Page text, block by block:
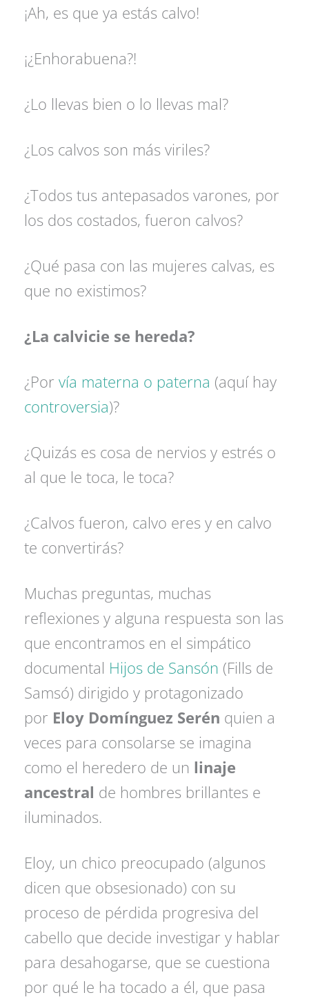
¡Ah, es que ya estás calvo!
¡¿Enhorabuena?!
¿Lo llevas bien o lo llevas mal?
¿Los calvos son más viriles?
¿Todos tus antepasados varones, por
los dos costados, fueron calvos?
¿Qué pasa con las mujeres calvas, es
que no existimos?
¿La calvicie se hereda?
¿Porvía materna o paterna (aquí hay
controversia)?
¿Quizás es cosa de nervios y estrés o
al que le toca, le toca?
¿Calvos fueron, calvo eres y en calvo
te convertirás?
Muchas preguntas, muchas
reflexiones y alguna respuesta son las
que encontramos en el simpático
documental Hijos de Sansón (Fills de
Samsó) dirigido y protagonizado
por Eloy Domínguez Serén quien a
veces para consolarse se imagina
como el heredero de un linaje
ancestral de hombres brillantes e
iluminados.
Eloy, un chico preocupado (algunos
dicen que obsesionado) con su
proceso de pérdida progresiva del
cabello que decide investigar y hablar
para desahogarse, que se cuestiona
por qué le ha tocado a él, que pasa